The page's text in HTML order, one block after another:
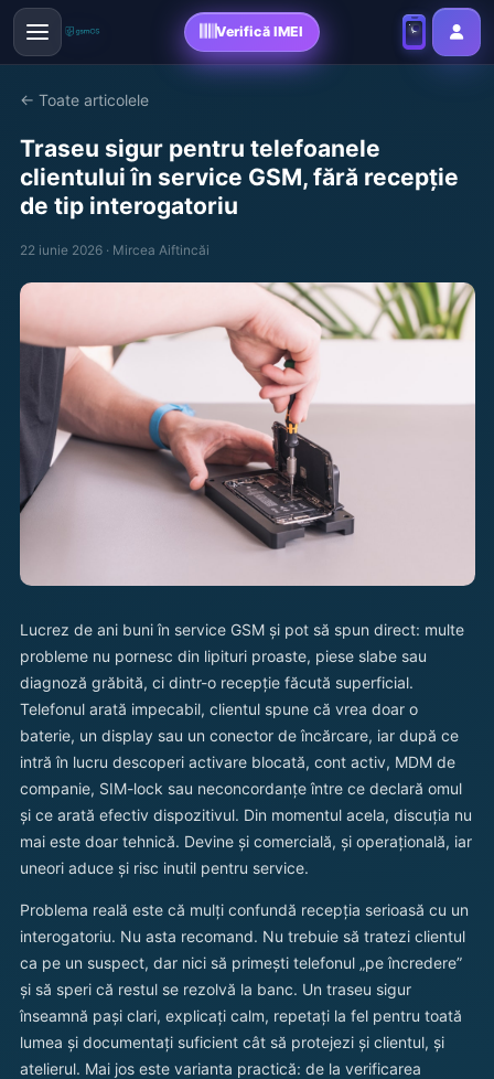
Verifică IMEI
← Toate articolele
Traseu sigur pentru telefoanele
clientului în service GSM, fără recepție
de tip interogatoriu
22 iunie 2026 · Mircea Aiftincăi
Lucrez de ani buni în service GSM și pot să spun direct: multe
probleme nu pornesc din lipituri proaste, piese slabe sau
diagnoză grăbită, ci dintr-o recepție făcută superficial.
Telefonul arată impecabil, clientul spune că vrea doar o
baterie, un display sau un conector de încărcare, iar după ce
intră în lucru descoperi activare blocată, cont activ, MDM de
companie, SIM-lock sau neconcordanțe între ce declară omul
și ce arată efectiv dispozitivul. Din momentul acela, discuția nu
mai este doar tehnică. Devine și comercială, și operațională, iar
uneori aduce și risc inutil pentru service.
Problema reală este că mulți confundă recepția serioasă cu un
interogatoriu. Nu asta recomand. Nu trebuie să tratezi clientul
ca pe un suspect, dar nici să primești telefonul „pe încredere”
și să speri că restul se rezolvă la banc. Un traseu sigur
înseamnă pași clari, explicați calm, repetați la fel pentru toată
lumea și documentați suficient cât să protejezi și clientul, și
atelierul. Mai jos este varianta practică: de la verificarea